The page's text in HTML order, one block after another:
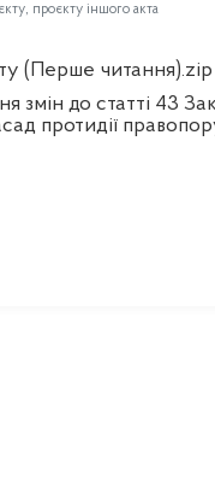
проєкту іншого акта
(Перше читання).zip
змін до статті 43
протидії